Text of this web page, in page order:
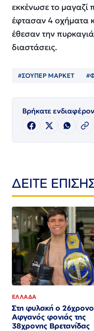
εκκένωσε το μαγαζί
έφτασαν 4 οχήματα
έθεσαν την
διαστάσεις.
#ΣΟΥΠΕΡ ΜΑΡΚΕΤ
Βρήκατε
ΔΕΙΤΕ
ΕΛΛΑΔΑ
Στη φυλακή ο
Αφγανός φονιάς της
38χρονης Βρετανίδας